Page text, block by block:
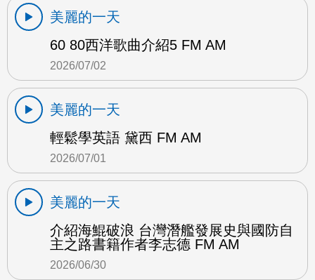
美麗的一天
60 80西洋歌曲介紹5 FM AM
2026/07/02
美麗的一天
輕鬆學英語 黛西 FM AM
2026/07/01
美麗的一天
介紹海鯤破浪 台灣潛艦發展史與國防自
主之路書籍作者李志德 FM AM
2026/06/30